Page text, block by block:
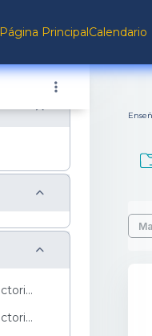
Página PrincipalCalendario
Sesión de aprendizaje Trayectoria Inte...
Sesión de aprendizaje Trayectoria Avanzada ...
Colapsar
Colapsar
Colapsar
Sesión de aprendizaje Trayectoria Básica ...
Sesión de aprendizaje Trayectoria Intermedia ...